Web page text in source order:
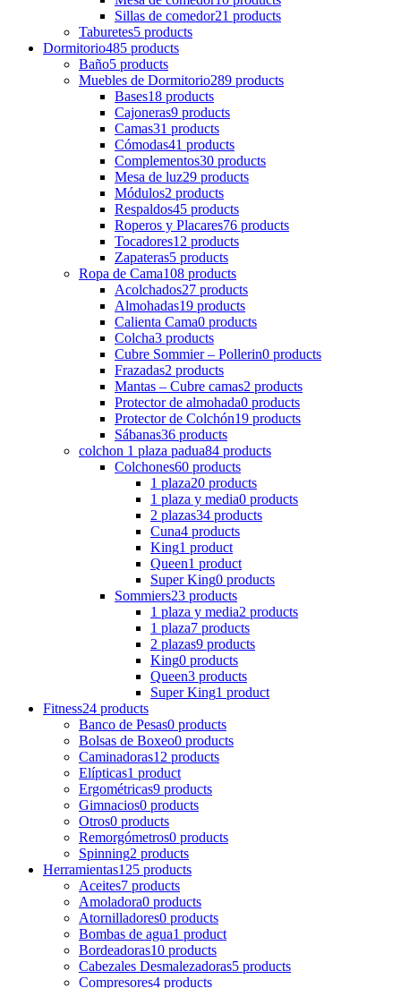
Sillas de comedor21 products
Taburetes5 products
Dormitorio485 products
Baño5 products
Muebles de Dormitorio289 products
Bases18 products
Cajoneras9 products
Camas31 products
Cómodas41 products
Complementos30 products
Mesa de luz29 products
Módulos2 products
Respaldos45 products
Roperos y Placares76 products
Tocadores12 products
Zapateras5 products
Ropa de Cama108 products
Acolchados27 products
Almohadas19 products
Calienta Cama0 products
Colcha3 products
Cubre Sommier – Pollerin0 products
Frazadas2 products
Mantas – Cubre camas2 products
Protector de almohada0 products
Protector de Colchón19 products
Sábanas36 products
colchon 1 plaza padua84 products
Colchones60 products
1 plaza20 products
1 plaza y media0 products
2 plazas34 products
Cuna4 products
King1 product
Queen1 product
Super King0 products
Sommiers23 products
1 plaza y media2 products
1 plaza7 products
2 plazas9 products
King0 products
Queen3 products
Super King1 product
Fitness24 products
Banco de Pesas0 products
Bolsas de Boxeo0 products
Caminadoras12 products
Elípticas1 product
Ergométricas9 products
Gimnacios0 products
Otros0 products
Remorgómetros0 products
Spinning2 products
Herramientas125 products
Aceites7 products
Amoladora0 products
Atornilladores0 products
Bombas de agua1 product
Bordeadoras10 products
Cabezales Desmalezadoras5 products
Compresores4 products